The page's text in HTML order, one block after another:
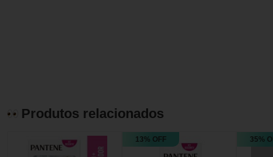
Produtos relacionados
13% OFF 35%